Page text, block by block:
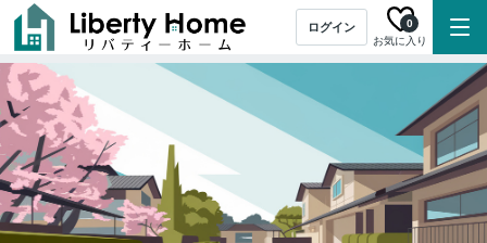
ログイン
お気に入り
0